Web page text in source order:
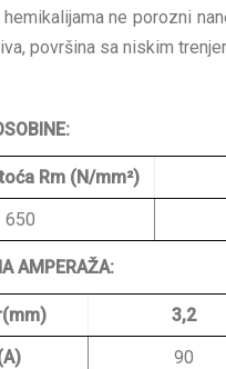
ne porozni
površina sa niskim
Rm (N/mm²)
650
AMPERAŽA:
3,2
90